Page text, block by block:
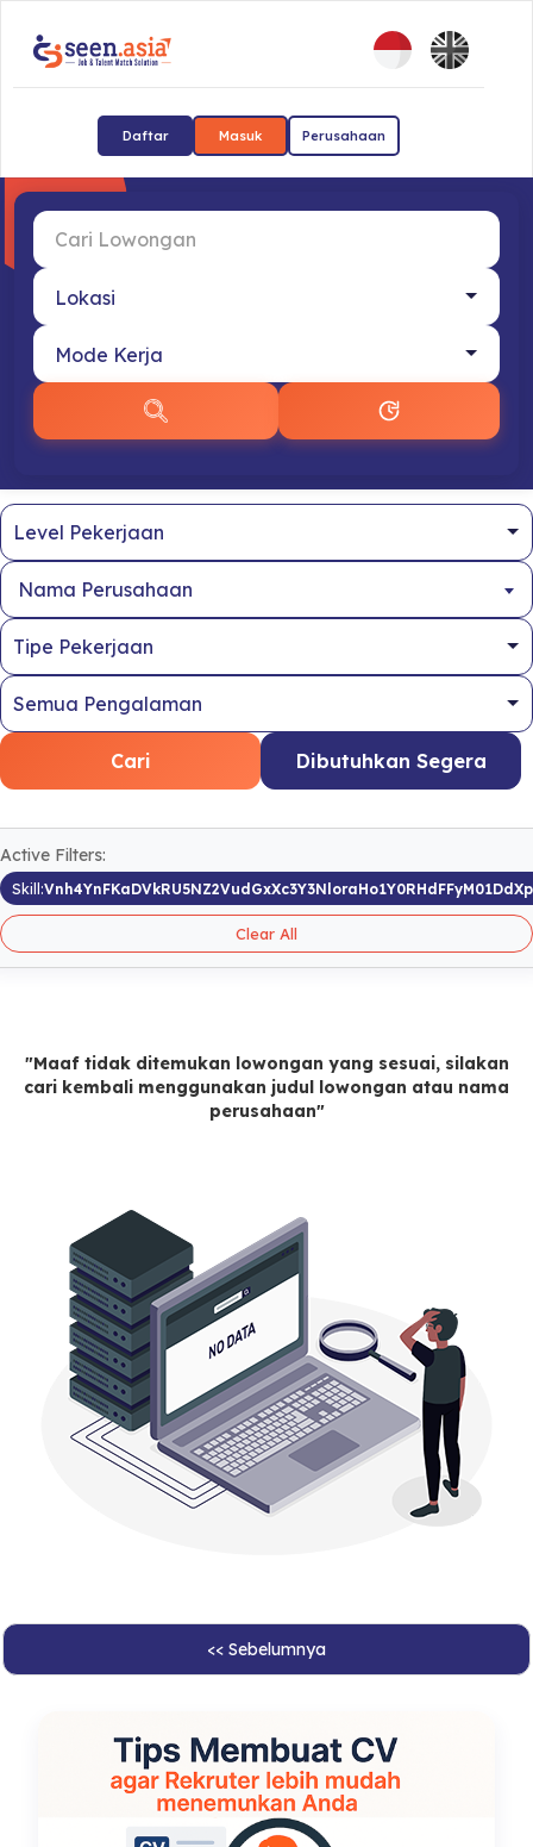
Daftar Masuk Perusahaan
Nama Perusahaan
Cari Dibutuhkan Segera
Active Filters:
Skill:
Clear All
"Maaf tidak ditemukan lowongan yang sesuai, silakan
cari kembali menggunakan judul lowongan atau nama
perusahaan"
<< Sebelumnya